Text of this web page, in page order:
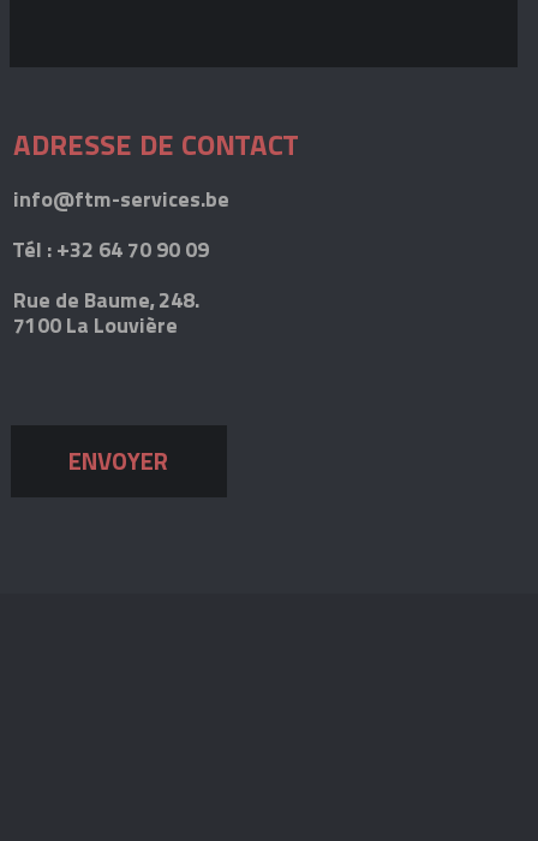
ADRESSE DE CONTACT
info@ftm-services.be
Tél : +32 64 70 90 09
Rue de Baume, 248.
7100 La Louvière
ENVOYER